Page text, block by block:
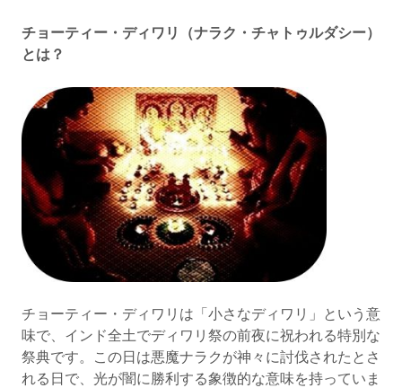
チョーティー・ディワリ（ナラク・チャトゥルダシー）
とは？
チョーティー・ディワリは「小さなディワリ」という意
味で、インド全土でディワリ祭の前夜に祝われる特別な
祭典です。この日は悪魔ナラクが神々に討伐されたとさ
れる日で、光が闇に勝利する象徴的な意味を持っていま